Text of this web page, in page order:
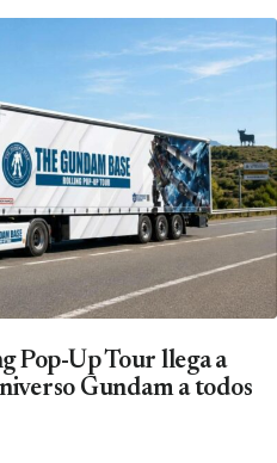
Pop-Up Tour llega a
Gundam a todos